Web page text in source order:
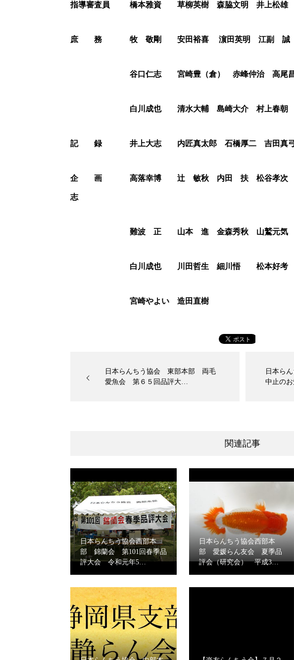
指導審査員 橋本雅資 草柳英樹 森脇文明 井上松雄
庶 務 牧 敬剛 安田裕喜 濵田英明 江副 誠
谷口仁志 宮崎豊（倉） 赤峰仲治 高尾
白川成也 清水大輔 島崎大介 村上春朝
記 録 井上大志 内匠真太郎 石橋厚二 吉田真
企 画 高落幸博 辻 敏秋 内田 扶 松谷孝次
志
難波 正 山本 進 金森秀秋 山鷲元気
白川成也 川田哲生 細川悟 松本好考
宮崎やよい 造田直樹
日本らんちう協会 東部本部 両毛
愛魚会 第６５回品評大…
日本ら
中止の
関連記事
日本らんちう協会西部本
部 錦蘭会 第101回春季品
評大会 令和元年5…
日本らんちう協会西部本
部 愛媛らん友会 夏季品
評会（研究会） 平成3…